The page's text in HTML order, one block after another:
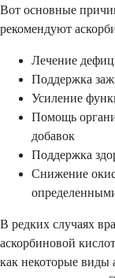
Вот основные
рекомендуют
Лечение
Поддержка
Усиление
Помощь
добавок
Поддержка
Снижение
В редких случаях
аскорбиновой
как некоторые